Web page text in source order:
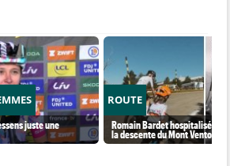
juste une
ROUTE
Romain Bardet hospitalisé
la descente du Mont Ventoux